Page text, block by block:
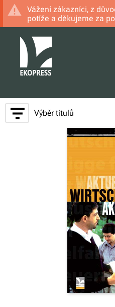
Vážení zákazníci, z
potíže a děkujeme za
Výběr titulů